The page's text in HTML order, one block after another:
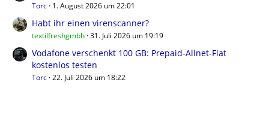
Torc 1. August 2026 um 22:01
Habt ihr einen virenscanner?
textilfreshgmbh 31. Juli 2026 um 19:19
Vodafone verschenkt 100 GB: Prepaid-Allnet-Flat
kostenlos testen
Torc 22. Juli 2026 um 18:22